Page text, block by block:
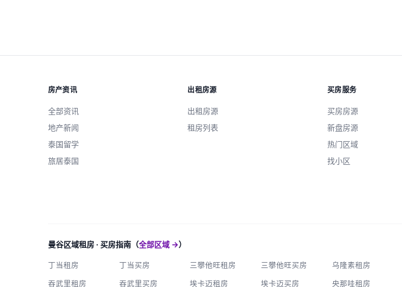
房产资讯
全部资讯
地产新闻
泰国留学
旅居泰国
出租房源
出租房源
租房列表
买房服务
买房房源
新盘房源
热门区域
找小区
曼谷区域租房 · 买房指南（全部区域 →）
丁当租房 丁当买房 三攀他旺租房 三攀他旺买房 乌隆素租房
吞武里租房 吞武里买房 埃卡迈租房 埃卡迈买房 央那哇租房